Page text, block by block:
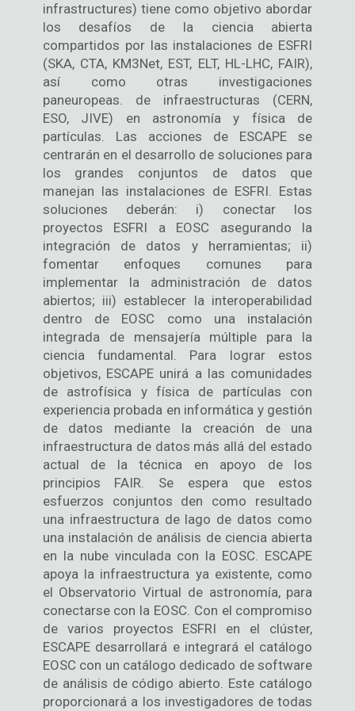
infrastructures) tiene como objetivo abordar
los desafíos de la ciencia abierta
compartidos por las instalaciones de ESFRI
(SKA, CTA, KM3Net, EST, ELT, HL-LHC, FAIR),
así como otras investigaciones
paneuropeas. de infraestructuras (CERN,
ESO, JIVE) en astronomía y física de
partículas. Las acciones de ESCAPE se
centrarán en el desarrollo de soluciones para
los grandes conjuntos de datos que
manejan las instalaciones de ESFRI. Estas
soluciones deberán: i) conectar los
proyectos ESFRI a EOSC asegurando la
integración de datos y herramientas; ii)
fomentar enfoques comunes para
implementar la administración de datos
abiertos; iii) establecer la interoperabilidad
dentro de EOSC como una instalación
integrada de mensajería múltiple para la
ciencia fundamental. Para lograr estos
objetivos, ESCAPE unirá a las comunidades
de astrofísica y física de partículas con
experiencia probada en informática y gestión
de datos mediante la creación de una
infraestructura de datos más allá del estado
actual de la técnica en apoyo de los
principios FAIR. Se espera que estos
esfuerzos conjuntos den como resultado
una infraestructura de lago de datos como
una instalación de análisis de ciencia abierta
en la nube vinculada con la EOSC. ESCAPE
apoya la infraestructura ya existente, como
el Observatorio Virtual de astronomía, para
conectarse con la EOSC. Con el compromiso
de varios proyectos ESFRI en el clúster,
ESCAPE desarrollará e integrará el catálogo
EOSC con un catálogo dedicado de software
de análisis de código abierto. Este catálogo
proporcionará a los investigadores de todas